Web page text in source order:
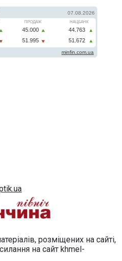
розміщених на сайті,
на сайт khmel-